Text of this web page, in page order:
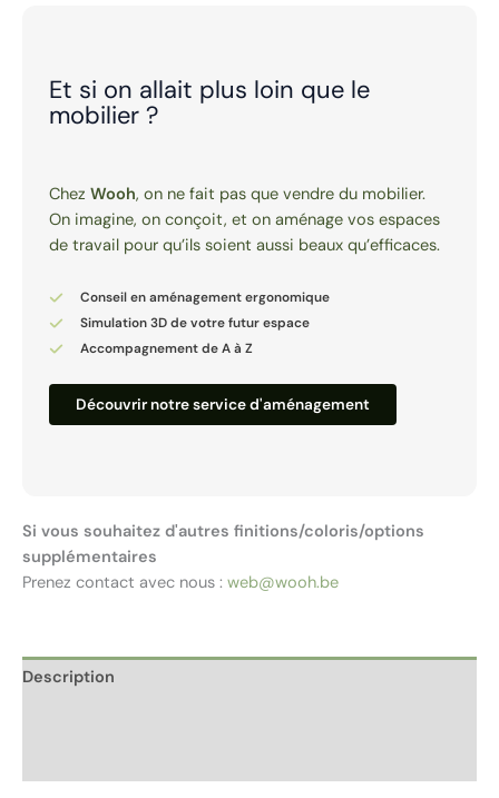
Et si on allait plus loin que le
mobilier ?
Chez Wooh, on ne fait pas que vendre du mobilier.
On imagine, on conçoit, et on aménage vos espaces
de travail pour qu’ils soient aussi beaux qu’efficaces.
Conseil en aménagement ergonomique
Simulation 3D de votre futur espace
Accompagnement de A à Z
Découvrir notre service d'aménagement
Si vous souhaitez d'autres finitions/coloris/options
supplémentaires
Prenez contact avec nous : web@wooh.be
Description